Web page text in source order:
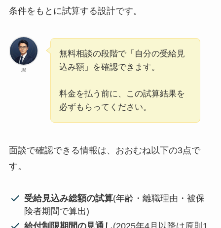
条件をもとに試算する設計です。
堀
無料相談の段階で「自分の受給見
込み額」を確認できます。
料金を払う前に、この試算結果を
必ずもらってください。
面談で確認できる情報は、おおむね以下の3点で
す。
受給見込み総額の試算(年齢・離職理由・被保
険者期間で算出)